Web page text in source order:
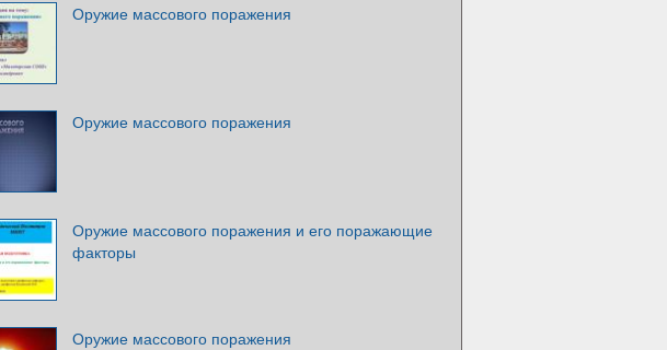
Оружие массового поражения
Оружие массового поражения
Оружие массового поражения и его поражающие
факторы
Оружие массового поражения